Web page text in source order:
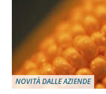
NOVITÀ DALLE AZIENDE